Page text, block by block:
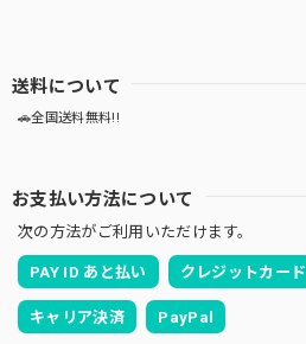
送料について
🚗全国送料無料!!
お支払い方法について
次の方法がご利用いただけます。
PAY ID あと払い クレジットカード
キャリア決済 PayPal